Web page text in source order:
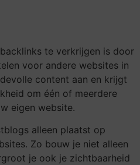
te verkrijgen is door
voor andere websites in
content aan en krijgt
om één of meerdere
eigen website.
alleen plaatst op
Zo bouw je niet alleen
je ook je zichtbaarheid